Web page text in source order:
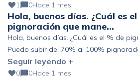
1 0Hace 1 mes
Hola, buenos días. ¿Cuál es
pignoración que mane…
Hola, buenos días. ¿Cuál es el % de
Puedo subir del 70% al 100%
Seguir leyendo +
0 0Hace 1 mes